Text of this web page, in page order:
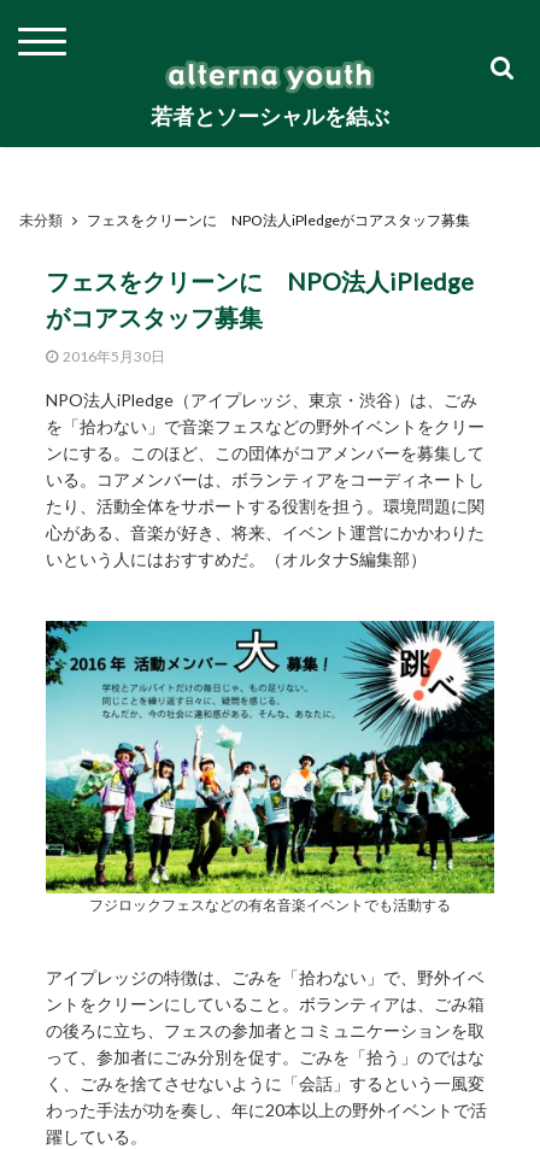
若者とソーシャルを結ぶ
未分類 フェスをクリーンに NPO法人iPledgeがコアスタッフ募集
フェスをクリーンに NPO法人iPledge
がコアスタッフ募集
2016年5月30日
NPO法人iPledge（アイプレッジ、東京・渋谷）は、ごみ
を「拾わない」で音楽フェスなどの野外イベントをクリー
ンにする。このほど、この団体がコアメンバーを募集して
いる。コアメンバーは、ボランティアをコーディネートし
たり、活動全体をサポートする役割を担う。環境問題に関
心がある、音楽が好き、将来、イベント運営にかかわりた
いという人にはおすすめだ。（オルタナS編集部）
フジロックフェスなどの有名音楽イベントでも活動する
アイプレッジの特徴は、ごみを「拾わない」で、野外イベ
ントをクリーンにしていること。ボランティアは、ごみ箱
の後ろに立ち、フェスの参加者とコミュニケーションを取
って、参加者にごみ分別を促す。ごみを「拾う」のではな
く、ごみを捨てさせないように「会話」するという一風変
わった手法が功を奏し、年に20本以上の野外イベントで活
躍している。